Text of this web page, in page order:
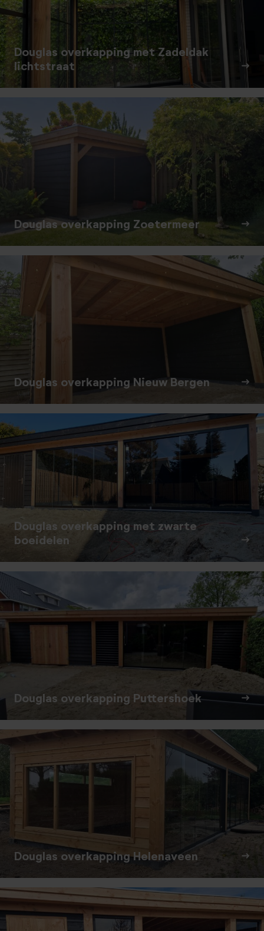
Douglas overkapping met Zadeldak
lichtstraat
Douglas overkapping Zoetermeer
Douglas overkapping Nieuw Bergen
Douglas overkapping met zwarte
boeidelen
Douglas overkapping Puttershoek
Douglas overkapping Helenaveen